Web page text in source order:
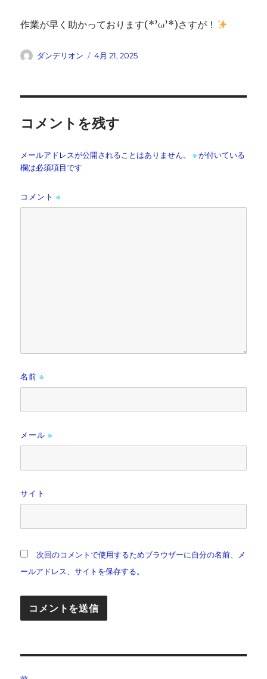
作業が早く助かっております(*’ω’*)さすが！
投
ダンデリオン
投
4月 21, 2025
コメントを残す
メールアドレスが公開されることはありません。 ※が付いている
欄は必須項目です
コメント※
名前※
メール※
サイト
次回のコメントで使用するためブラウザーに自分の名前、メ
ールアドレス、サイトを保存する。